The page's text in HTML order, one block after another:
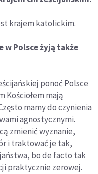
krajem katolickim.
w Polsce żyją także
ponoć Polsce
Kościołem mają
mamy do czynienia
agnostycznymi.
zmienić wyznanie,
i traktować je tak,
bo de facto tak
praktycznie zerowej.